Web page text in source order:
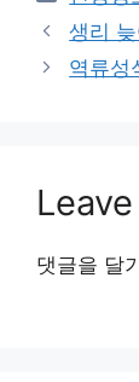
생리
역류성
댓글을 달